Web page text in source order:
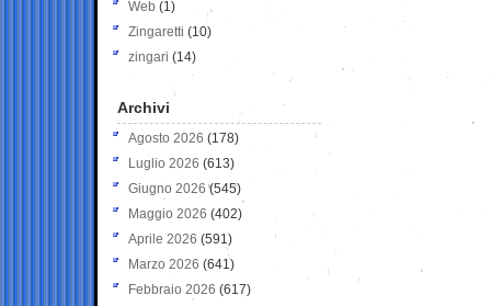
Web (1)
Zingaretti (10)
zingari (14)
Archivi
Agosto 2026 (178)
Luglio 2026 (613)
Giugno 2026 (545)
Maggio 2026 (402)
Aprile 2026 (591)
Marzo 2026 (641)
Febbraio 2026 (617)